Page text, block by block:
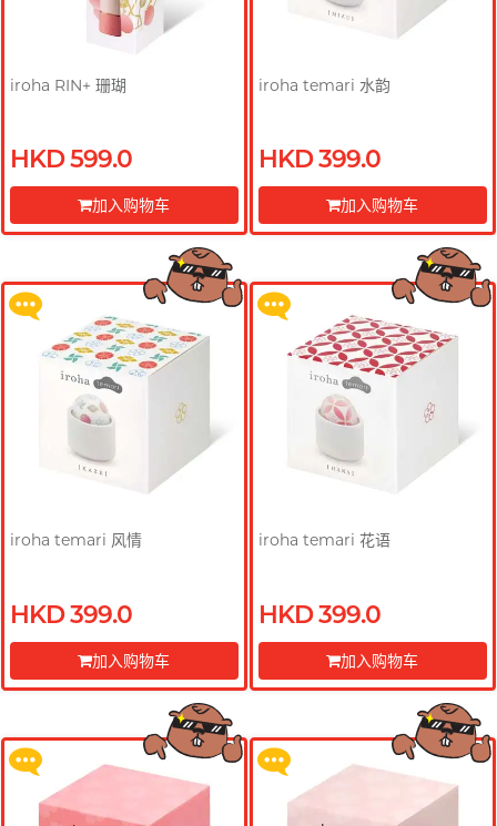
iroha RIN+ 珊瑚
HKD 599.0
加入购物车
iroha temari 水韵
HKD 399.0
加入购物车
购 Gillette 吉列 Labs 极光系列剃
须刀连底座 (刀架 1 件 + 刀头 2 片)
iroha temari 风情
HKD 399.0
加入购物车
购 Gillette 吉列 Labs 极光系列剃
须刀连底座 (刀架 1 件 + 刀头 2 片)
iroha temari 花语
HKD 399.0
加入购物车
购 Gillette 吉列 Labs 极光系列剃
须刀连底座 (刀架 1 件 + 刀头 2 片)
购 Gillette 吉列 Labs 极光系列剃
须刀连底座 (刀架 1 件 + 刀头 2 片)